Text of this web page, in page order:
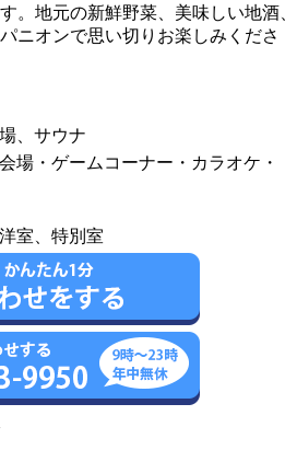
。地元の新鮮野菜、美味しい地酒、
ニオンで思い切りお楽しみくださ
、サウナ
場・ゲームコーナー・カラオケ・
室、特別室